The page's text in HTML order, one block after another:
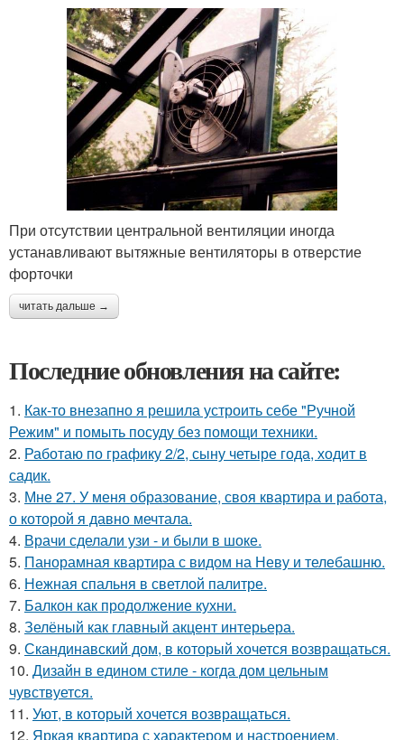
При отсутствии центральной вентиляции иногда
устанавливают вытяжные вентиляторы в отверстие
форточки
читать дальше →
Последние обновления на сайте:
1. Как-то внезапно я решила устроить себе "Ручной
Режим" и помыть посуду без помощи техники.
2. Работаю по графику 2/2, сыну четыре года, ходит в
садик.
3. Мне 27. У меня образование, своя квартира и работа,
о которой я давно мечтала.
4. Врачи сделали узи - и были в шоке.
5. Панорамная квартира с видом на Неву и телебашню.
6. Нежная спальня в светлой палитре.
7. Балкон как продолжение кухни.
8. Зелёный как главный акцент интерьера.
9. Скандинавский дом, в который хочется возвращаться.
10. Дизайн в едином стиле - когда дом цельным
чувствуется.
11. Уют, в который хочется возвращаться.
12. Яркая квартира с характером и настроением.